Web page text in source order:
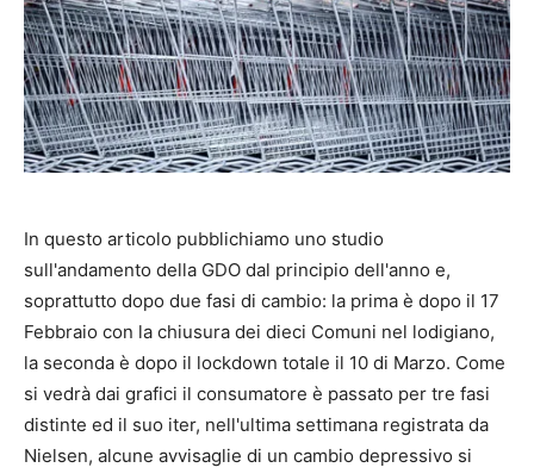
In questo articolo pubblichiamo uno studio
sull'andamento della GDO dal principio dell'anno e,
soprattutto dopo due fasi di cambio: la prima è dopo il 17
Febbraio con la chiusura dei dieci Comuni nel lodigiano,
la seconda è dopo il lockdown totale il 10 di Marzo. Come
si vedrà dai grafici il consumatore è passato per tre fasi
distinte ed il suo iter, nell'ultima settimana registrata da
Nielsen, alcune avvisaglie di un cambio depressivo si